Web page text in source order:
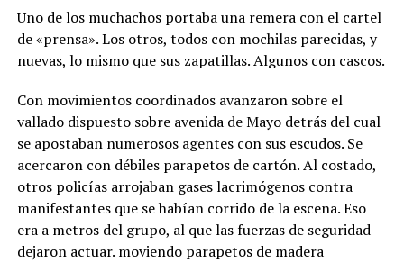
Uno de los muchachos portaba una remera con el cartel
de «prensa». Los otros, todos con mochilas parecidas, y
nuevas, lo mismo que sus zapatillas. Algunos con cascos.
Con movimientos coordinados avanzaron sobre el
vallado dispuesto sobre avenida de Mayo detrás del cual
se apostaban numerosos agentes con sus escudos. Se
acercaron con débiles parapetos de cartón. Al costado,
otros policías arrojaban gases lacrimógenos contra
manifestantes que se habían corrido de la escena. Eso
era a metros del grupo, al que las fuerzas de seguridad
dejaron actuar. moviendo parapetos de madera